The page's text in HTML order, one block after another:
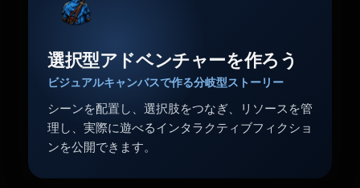
選択型アドベンチャーを作ろう
ビジュアルキャンバスで作る分岐型ストーリー
シーンを配置し、選択肢をつなぎ、リソースを管
理し、実際に遊べるインタラクティブフィクショ
ンを公開できます。